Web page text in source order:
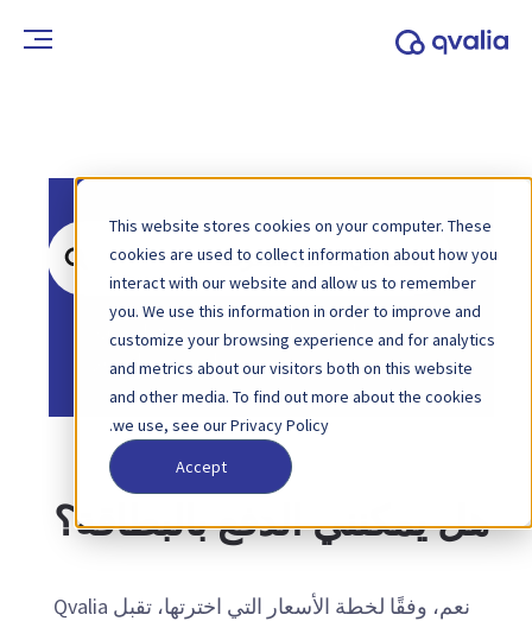
This website stores cookies on your computer. These
cookies are used to collect information about how you
interact with our website and allow us to remember
you. We use this information in order to improve and
customize your browsing experience and for analytics
and metrics about our visitors both on this website
and other media. To find out more about the cookies
we use, see our Privacy Policy.
Accept
ابحث
عن
الصفحة الرئيسية
قاعدة المعرفة
الحساب والفواتير
هل يمكنني الدفع بالبطاقة؟
نعم، وفقًا لخطة الأسعار التي اخترتها، تقبل Qvalia